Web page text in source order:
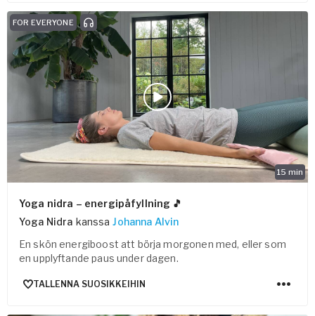
15 min
FOR EVERYONE
Yoga nidra – energipåfyllning 🎵
Yoga Nidra kanssa Johanna Alvin
En skön energiboost att börja morgonen med, eller som
en upplyftande paus under dagen.
TALLENNA SUOSIKKEIHIN